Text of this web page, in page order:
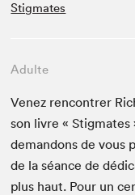
Stigmates
Adulte
Venez ren­con­tr­er
son livre « Stig­mates
deman­dons de vous
de la séance de
plus haut. Pour un